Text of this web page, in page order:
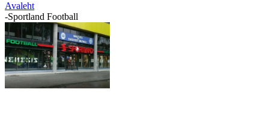
Avaleht
-Sportland Football